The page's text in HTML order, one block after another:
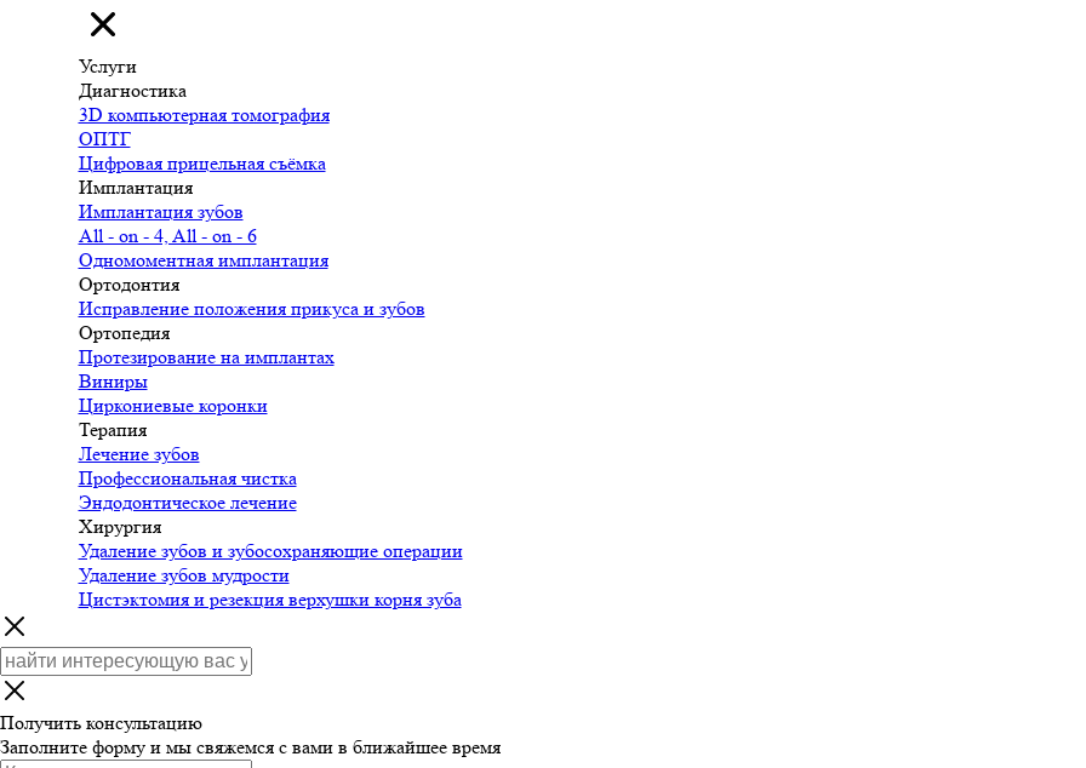
Услуги
Диагностика
3D компьютерная томография
ОПТГ
Цифровая прицельная съёмка
Имплантация
Имплантация зубов
All - on - 4, All - on - 6
Одномоментная имплантация
Ортодонтия
Исправление положения прикуса и зубов
Ортопедия
Протезирование на имплантах
Виниры
Циркониевые коронки
Терапия
Лечение зубов
Профессиональная чистка
Эндодонтическое лечение
Хирургия
Удаление зубов и зубосохраняющие операции
Удаление зубов мудрости
Цистэктомия и резекция верхушки корня зуба
Получить консультацию
Заполните форму и мы свяжемся с вами в ближайшее время